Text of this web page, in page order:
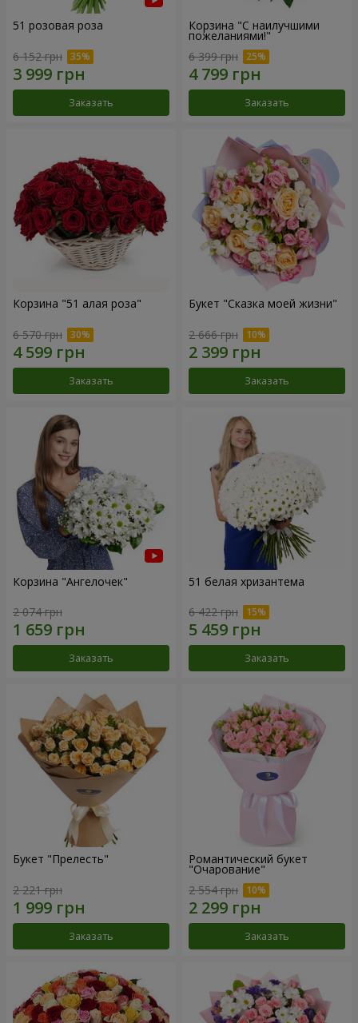
51 розовая роза
6 152 грн
Заказать
Корзина "С наилучшими
пожеланиями!"
6 399 грн
Заказать
Корзина "51 алая роза"
6 570 грн
Заказать
Букет "Сказка моей жизни"
2 666 грн
Заказать
Корзина "Ангелочек"
2 074 грн
Заказать
51 белая хризантема
6 422 грн
Заказать
Букет "Прелесть"
2 221 грн
Заказать
Романтический букет
"Очарование"
2 554 грн
Заказать